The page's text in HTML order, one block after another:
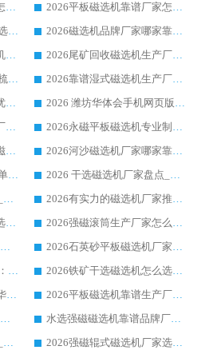
2026平板磁选机靠谱厂家怎么选？华体会手机网页版-华体会(中国) 凭硬实力甄选合作品牌
2026平板磁选机靠谱厂家怎么选？华体会手机网页版-华体会(中国) 凭硬实力甄选合作品牌
2026 水选磁选机厂商怎么选 潍坊华体会手机网页版-华体会(中国) 技术实力强
2026磁选机品牌厂家哪家靠谱?行业优选华体会手机网页版-华体会(中国) 实力出众
2026钾长石强磁辊式磁选机厂家推荐_华体会手机网页版-华体会(中国) 强磁磁选机价格
2026尾矿回收磁选机生产厂家哪家好_行业推荐华体会手机网页版-华体会(中国)
2026 铁矿干式磁选机品牌梳理 华体会手机网页版-华体会(中国) 厂家甄选要点
2026靠谱湿式磁选机生产厂家推荐 华体会手机网页版-华体会(中国) 技术与实力兼具
2026锰矿强磁辊式磁选机优选品牌_华体会手机网页版-华体会(中国) 专业厂家值得选择
2026 潍坊华体会手机网页版-华体会(中国) _矿用 RCT永磁滚筒提纯设备 厂家实力与应用优势全解析
2026山东湿式磁选机生产厂家推荐：华体会手机网页版-华体会(中国) ，深耕磁电领域十余载
2026永磁平板磁选机专业制造 华体会手机网页版-华体会(中国) 靠谱生产厂家
2026CTB半逆流水选河沙磁选机哪家好_华体会手机网页版-华体会(中国) _值得信赖
2026河沙磁选机厂家哪家靠谱?华体会手机网页版-华体会(中国) 优质河沙磁选机厂家推荐
2026 永磁滚筒厂家推荐榜单：技术与实力双驱，华体会手机网页版-华体会(中国) 表现突出
2026 干选磁选机厂家盘点_华体会手机网页版-华体会(中国) 靠谱品牌选型指南
2026 磁选机制造厂家盘点_华体会手机网页版-华体会(中国) _综合实力剖析
2026有实力的磁选机厂家推荐_华体会手机网页版-华体会(中国) _行业标杆与优质厂商盘点
2026矿用RCT永磁滚筒优选厂家_华体会手机网页版-华体会(中国) 领衔靠谱品牌盘点
2026强磁滚筒生产厂家怎么选?行业口碑推荐华体会手机网页版-华体会(中国)
2026全磁滚筒怎么选?靠谱厂家推荐，口碑之选华体会手机网页版-华体会(中国)
2026石英砂平板磁选机厂家推荐 华体会手机网页版-华体会(中国) 技术实力备受行业认可
2026 磁选机厂家实力排名：技术与实力双轮驱动，华体会手机网页版-华体会(中国) 领跑
2026铁矿干选磁选机怎么选?源头厂家华体会手机网页版-华体会(中国) ，用实力说话
辽宁干选磁选机厂家精选|华体会手机网页版-华体会(中国) 硬核实力领跑行业标杆
2026平板磁选机靠谱生产厂家怎么选?行业标杆华体会手机网页版-华体会(中国) ，凭硬实力脱颖而出
干式磁选机哪家好?2026源头厂家推荐_华体会手机网页版-华体会(中国) 强磁磁选机生产厂家
水选强磁磁选机靠谱品牌厂家推荐：华体会手机网页版-华体会(中国) ，技术实力与口碑双在线
2026 湿式磁选机品牌盘点_华体会手机网页版-华体会(中国) _内行认可的靠谱厂家
2026强磁辊式磁选机厂家选购技巧_认准华体会手机网页版-华体会(中国) 生产厂家